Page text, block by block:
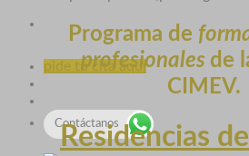
pide tu cita aquí
Contáctanos
Programa de
profesionales de
CIMEV.
Residencias